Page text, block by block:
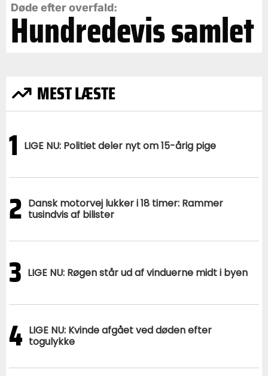
Døde efter overfald:
Hundredevis samlet
MEST LÆSTE
1 LIGE NU: Politiet deler nyt om 15-årig pige
2 Dansk motorvej lukker i 18 timer: Rammer
tusindvis af bilister
3 LIGE NU: Røgen står ud af vinduerne midt i byen
4 LIGE NU: Kvinde afgået ved døden efter
togulykke